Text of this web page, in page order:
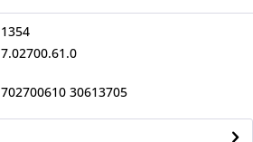
1354
7.02700.61.0
702700610 30613705